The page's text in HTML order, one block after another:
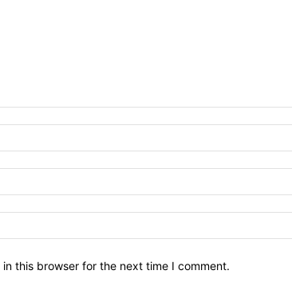
this browser for the next time I comment.